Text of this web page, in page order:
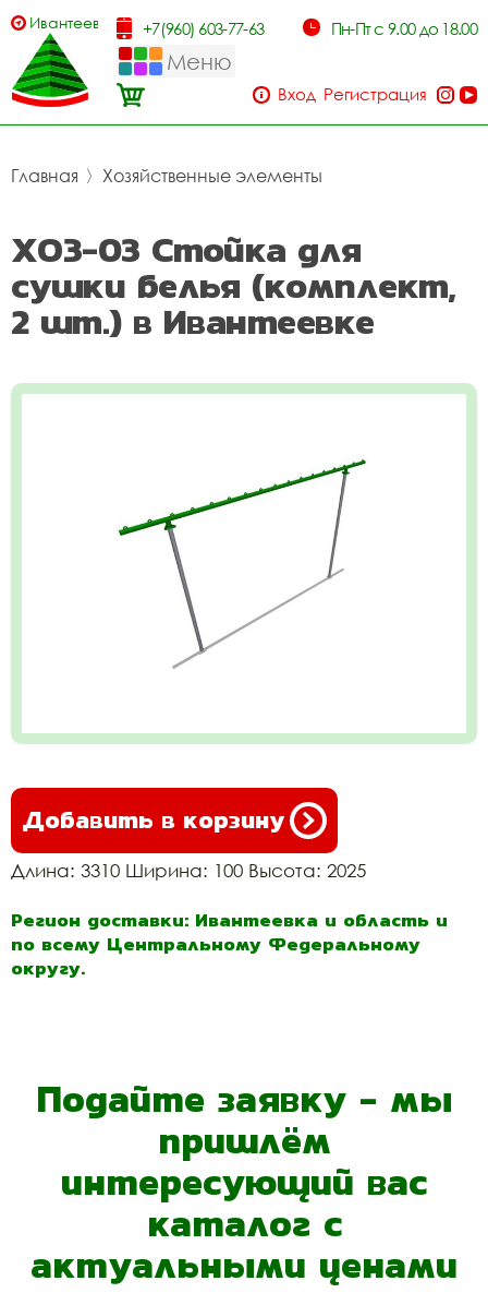
Ивантеевка +7(960) 603-77-63 Пн-Пт с 9.00 до 18.00
Меню
Вход Регистрация
Главная 〉 Хозяйственные элементы
ХОЗ-03 Стойка для
сушки белья (комплект,
2 шт.) в Ивантеевке
Добавить в корзину
Длина: 3310 Ширина: 100 Высота: 2025
Регион доставки: Ивантеевка и область и
по всему Центральному Федеральному
округу.
Подайте заявку - мы
пришлём
интересующий вас
каталог с
актуальными ценами